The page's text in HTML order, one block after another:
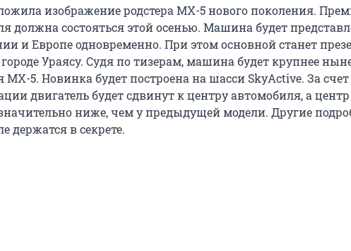
изображение родстера MX-5 нового поколения.
должна состояться этой осенью. Машина будет
и Европе одновременно. При этом основной станет
Ураясу. Судя по тизерам, машина будет крупнее
MX-5. Новинка будет построена на шасси SkyActive. За
двигатель будет сдвинут к центру автомобиля, а
ниже, чем у предыдущей модели. Другие
держатся в секрете.